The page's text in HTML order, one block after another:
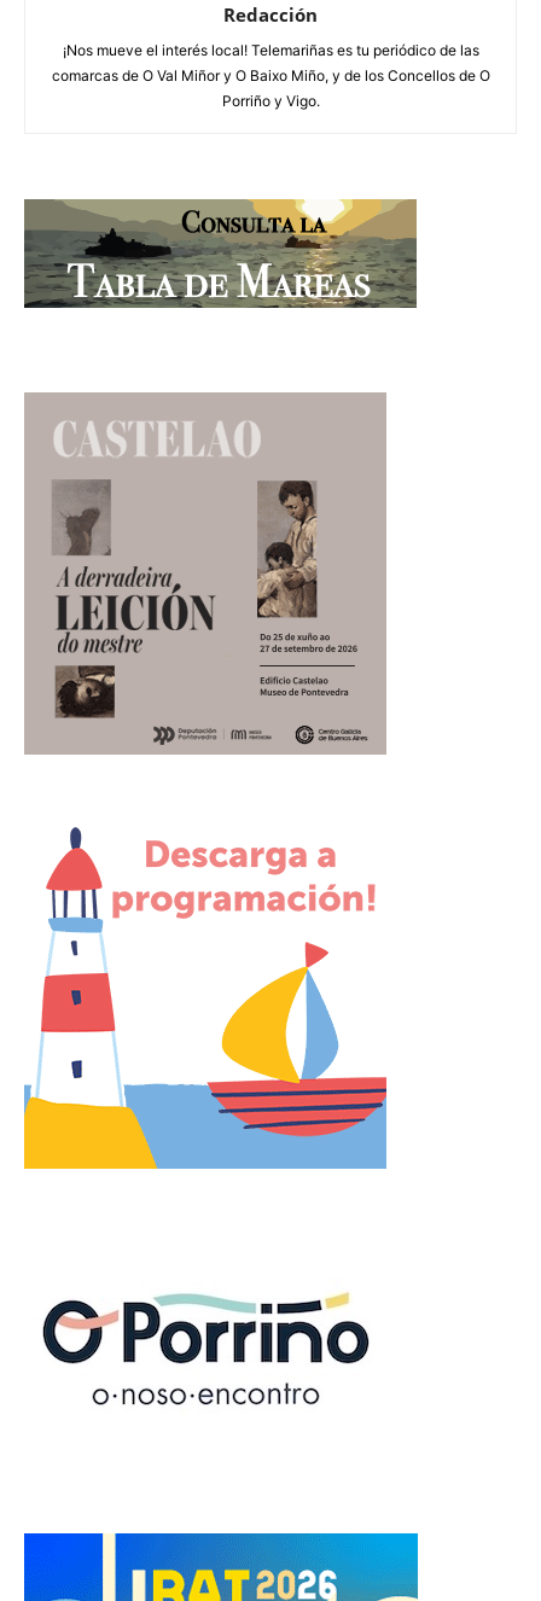
Redacción
¡Nos mueve el interés local! Telemariñas es tu periódico de las
comarcas de O Val Miñor y O Baixo Miño, y de los Concellos de O
Porriño y Vigo.